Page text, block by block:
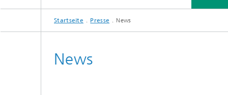
GESCHÄFTSFELDER
FUE-INFRASTRUKTUR
LEITTHEMEN
ÜBER UNS
VERÖFFENTLICHUNGEN
Startseite Presse News
News